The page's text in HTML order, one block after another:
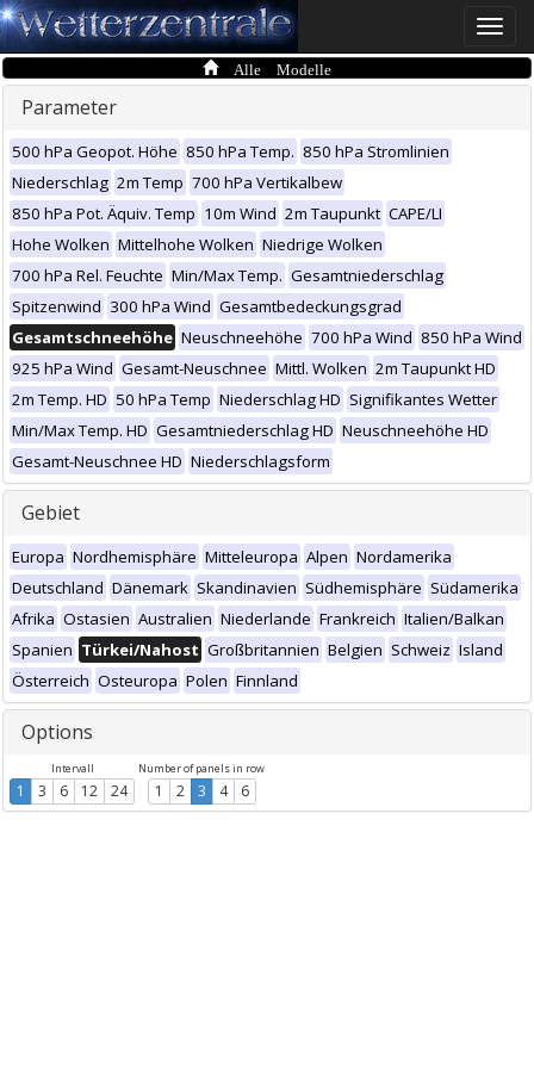
Toggle
Alle Modelle
Parameter
500 hPa Geopot. Höhe 850 hPa Temp. 850 hPa Stromlinien
Niederschlag 2m Temp 700 hPa Vertikalbew
850 hPa Pot. Äquiv. Temp 10m Wind 2m Taupunkt CAPE/LI
Hohe Wolken Mittelhohe Wolken Niedrige Wolken
700 hPa Rel. Feuchte Min/Max Temp. Gesamtniederschlag
Spitzenwind 300 hPa Wind Gesamtbedeckungsgrad
Gesamtschneehöhe Neuschneehöhe 700 hPa Wind 850 hPa Wind
925 hPa Wind Gesamt-Neuschnee Mittl. Wolken 2m Taupunkt HD
2m Temp. HD 50 hPa Temp Niederschlag HD Signifikantes Wetter
Min/Max Temp. HD Gesamtniederschlag HD Neuschneehöhe HD
Gesamt-Neuschnee HD Niederschlagsform
Gebiet
Europa Nordhemisphäre Mitteleuropa Alpen Nordamerika
Deutschland Dänemark Skandinavien Südhemisphäre Südamerika
Afrika Ostasien Australien Niederlande Frankreich Italien/Balkan
Spanien Türkei/Nahost Großbritannien Belgien Schweiz Island
Österreich Osteuropa Polen Finnland
Options
Intervall
1 3 6 12 24
Number of panels in row
1 2 3 4 6